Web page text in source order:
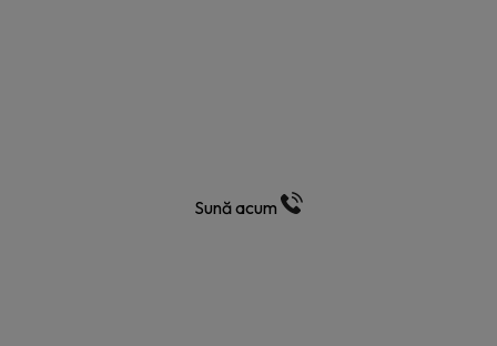
Sună acum